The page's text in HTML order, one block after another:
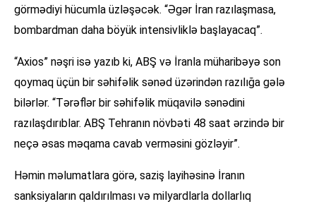
görmədiyi hücumla üzləşəcək. “Əgər İran razılaşmasa,
bombardman daha böyük intensivliklə başlayacaq”.
“Axios” nəşri isə yazıb ki, ABŞ və İranla müharibəyə son
qoymaq üçün bir səhifəlik sənəd üzərindən razılığa gələ
bilərlər. “Tərəflər bir səhifəlik müqavilə sənədini
razılaşdırıblar. ABŞ Tehranın növbəti 48 saat ərzində bir
neçə əsas məqama cavab verməsini gözləyir”.
Həmin məlumatlara görə, saziş layihəsinə İranın
sanksiyaların qaldırılması və milyardlarla dollarlıq